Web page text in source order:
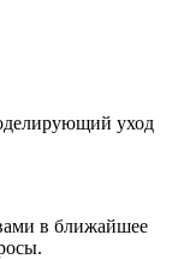
уход
в ближайшее